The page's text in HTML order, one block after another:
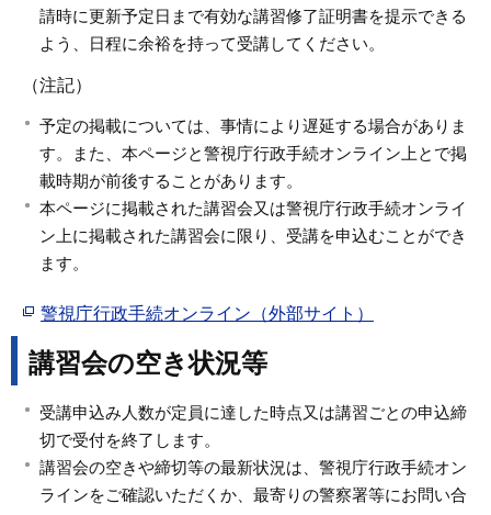
請時に更新予定日まで有効な講習修了証明書を提示できる
よう、日程に余裕を持って受講してください。
（注記）
予定の掲載については、事情により遅延する場合がありま
す。また、本ページと警視庁行政手続オンライン上とで掲
載時期が前後することがあります。
本ページに掲載された講習会又は警視庁行政手続オンライ
ン上に掲載された講習会に限り、受講を申込むことができ
ます。
警視庁行政手続オンライン（外部サイト）
講習会の空き状況等
受講申込み人数が定員に達した時点又は講習ごとの申込締
切で受付を終了します。
講習会の空きや締切等の最新状況は、警視庁行政手続オン
ラインをご確認いただくか、最寄りの警察署等にお問い合